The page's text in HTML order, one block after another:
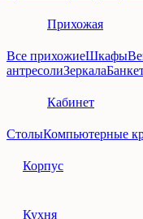
Прихожая
Все прихожиеШкафы
антресолиЗеркала
Кабинет
СтолыКомпьютерные
Корпус
Кухня